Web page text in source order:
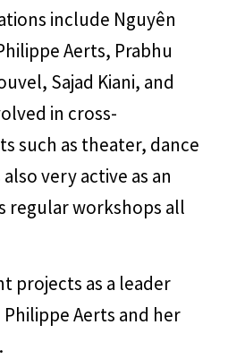
include Nguyên
Aerts, Prabhu
Sajad Kiani, and
in cross-
such as theater, dance
very active as an
regular workshops all
projects as a leader
Aerts and her